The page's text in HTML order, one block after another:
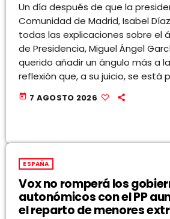
Un día después de que la
Comunidad de Madrid, Isabel
todas las explicaciones sobre el
de Presidencia, Miguel Ángel
querido añadir un ángulo más a
reflexión que, a su juicio, se está
today 7 AGOSTO 2026
ESPAÑA
Vox no romperá los
autonómicos con el PP
el reparto de menores